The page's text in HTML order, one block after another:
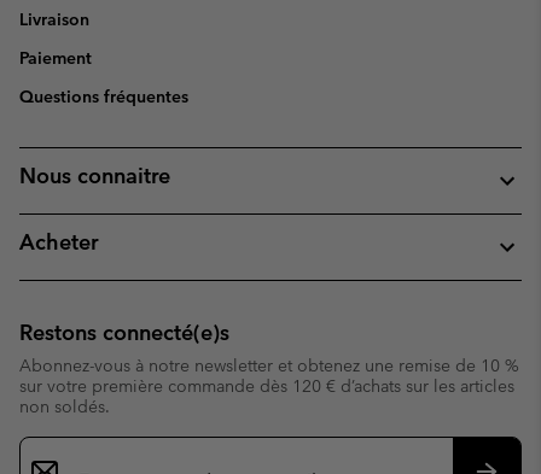
Livraison
Paiement
Questions fréquentes
Nous connaitre
Acheter
Restons connecté(e)s
Abonnez-vous à notre newsletter et obtenez une remise de 10 %
sur votre première commande dès 120 € d’achats sur les articles
non soldés.
Inscription